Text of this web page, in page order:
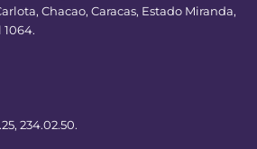
Chacao, Caracas, Estado Miranda,
234.02.50.